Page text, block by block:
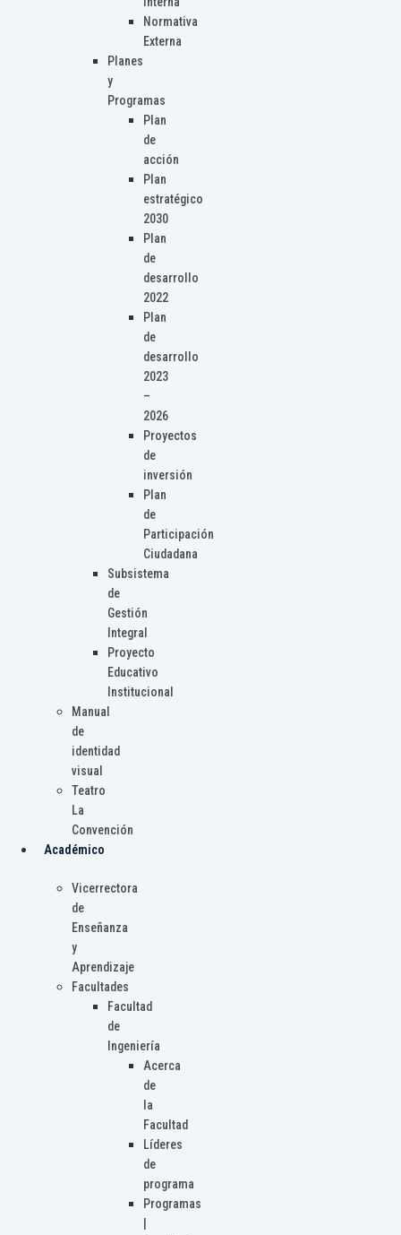
Normativa
Externa
Planes
y
Programas
Plan
de
acción
Plan
estratégico
2030
Plan
de
desarrollo
2022
Plan
de
desarrollo
2023
–
2026
Proyectos
de
inversión
Plan
de
Participación
Ciudadana
Subsistema
de
Gestión
Integral
Proyecto
Educativo
Institucional
Manual
de
identidad
visual
Teatro
La
Convención
Académico
Vicerrectora
de
Enseñanza
y
Aprendizaje
Facultades
Facultad
de
Ingeniería
Acerca
de
la
Facultad
Líderes
de
programa
Programas